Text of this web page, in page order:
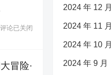
评论已关闭
冒险·
2024 年 12 月
2024 年 11 月
2024 年 10 月
2024 年 9 月